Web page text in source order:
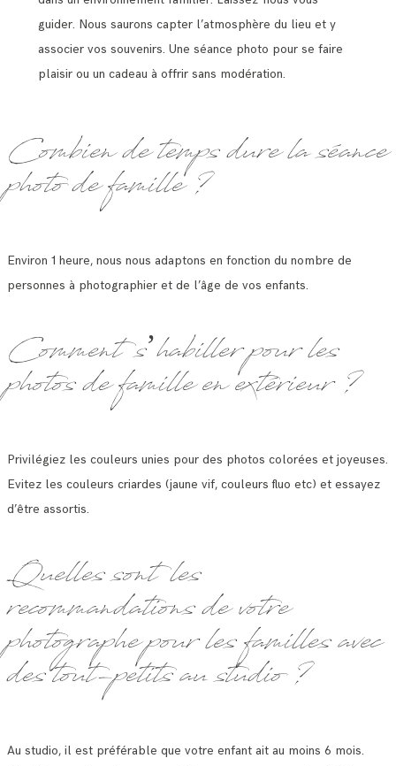
guider. Nous saurons capter l’atmosphère du lieu et y
associer vos souvenirs. Une séance photo pour se faire
plaisir ou un cadeau à offrir sans modération.
Combien de temps dure la séance
photo de famille ?
Environ 1 heure, nous nous adaptons en fonction du nombre de
personnes à photographier et de l’âge de vos enfants.
Comment s’habiller pour les
photos de famille en extérieur ?
Privilégiez les couleurs unies pour des photos colorées et joyeuses.
Evitez les couleurs criardes (jaune vif, couleurs fluo etc) et essayez
d’être assortis.
Quelles sont les
recommandations de votre
photographe pour les familles avec
des tout-petits au studio ?
Au studio, il est préférable que votre enfant ait au moins 6 mois.